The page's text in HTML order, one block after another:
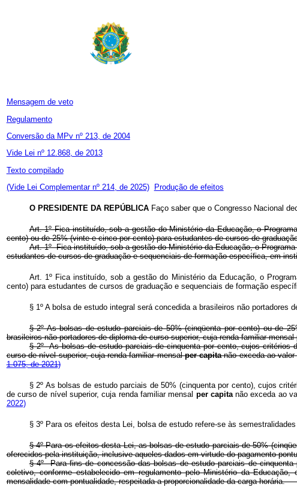
Mensagem de veto
Regulamento
Conversão da MPv nº 213, de 2004
Vide Lei nº 12.868, de 2013
Texto compilado
(Vide Lei Complementar nº 214, de 2025)
Produção de efeitos
O PRESIDENTE DA REPÚBLICA Faço saber que o Congresso Nacional
Art. 1º Fica instituído, sob a gestão do Ministério da Educação, o
cento) ou de 25% (vinte e cinco por cento) para estudantes de cursos de
Art. 1º Fica instituído, sob a gestão do Ministério da Educação, o
estudantes de cursos de graduação e sequenciais de formação específica, em
Art. 1º Fica instituído, sob a gestão do Ministério da Educação, o
cento) para estudantes de cursos de graduação e sequenciais de formação
§ 1º A bolsa de estudo integral será concedida a brasileiros não
§ 2º As bolsas de estudo parciais de 50% (cinqüenta por cento) ou de
brasileiros não-portadores de diploma de curso superior, cuja renda familiar
§ 2º As bolsas de estudo parciais de cinquenta por cento, cujos critérios
curso de nível superior, cuja renda familiar mensalper capitanão exceda ao
1.075, de 2021)
§ 2º As bolsas de estudo parciais de 50% (cinquenta por cento), cujos
de curso de nível superior, cuja renda familiar mensal per capitanão exceda ao
2022)
§ 3º Para os efeitos desta Lei, bolsa de estudo refere-se às
§ 4º Para os efeitos desta Lei, as bolsas de estudo parciais de 50%
oferecidos pela instituição, inclusive aqueles dados em virtude do pagamento
§ 4º Para fins de concessão das bolsas de estudo parciais de
coletivo, conforme estabelecido em regulamento pelo Ministério da
mensalidade com pontualidade, respeitada a proporcionalidade da carga